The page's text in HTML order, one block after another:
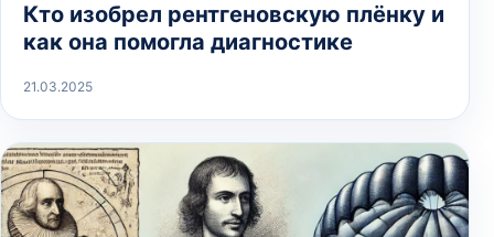
Кто изобрел рентгеновскую плёнку и
как она помогла диагностике
21.03.2025